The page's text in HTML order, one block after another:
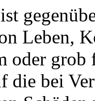
Leben,
oder grob
die bei